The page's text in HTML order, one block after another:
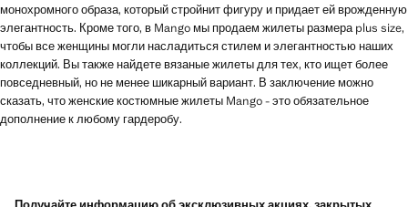
монохромного образа, который стройнит фигуру и придает ей врожденную
элегантность. Кроме того, в Mango мы продаем жилеты размера plus size,
чтобы все женщины могли насладиться стилем и элегантностью наших
коллекций. Вы также найдете вязаные жилеты для тех, кто ищет более
повседневный, но не менее шикарный вариант. В заключение можно
сказать, что женские костюмные жилеты Mango - это обязательное
дополнение к любому гардеробу.